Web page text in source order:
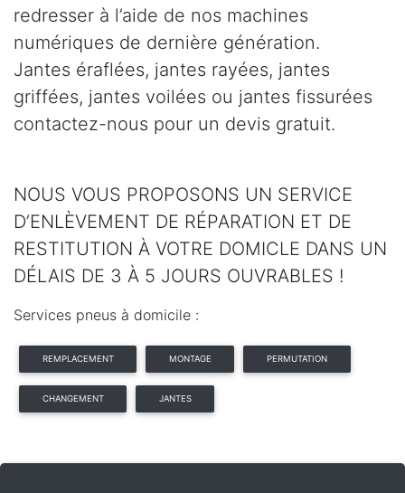
redresser à l’aide de nos machines
numériques de dernière génération.
Jantes éraflées, jantes rayées, jantes
griffées, jantes voilées ou jantes fissurées
contactez-nous pour un devis gratuit.
NOUS VOUS PROPOSONS UN SERVICE
D’ENLÈVEMENT DE RÉPARATION ET DE
RESTITUTION À VOTRE DOMICLE DANS UN
DÉLAIS DE 3 À 5 JOURS OUVRABLES !
Services pneus à domicile :
REMPLACEMENT MONTAGE PERMUTATION
CHANGEMENT JANTES